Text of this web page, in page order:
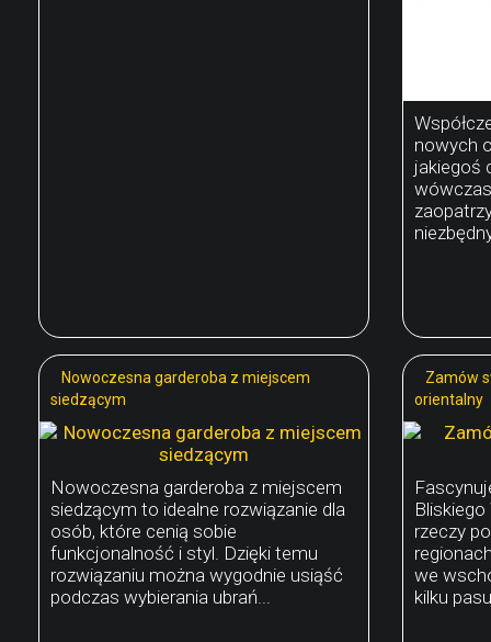
nowych
jakiegoś
Nowoczesna garderoba z miejscem
siedzącym
Nowoczesna garderoba z miejscem
siedzącym to idealne rozwiązanie dla
osób, które cenią sobie
funkcjonalność i styl. Dzięki temu
rozwiązaniu można wygodnie usiąść
podczas wybierania ubrań...
Zamów
orientalny
rzeczy
we
kilku